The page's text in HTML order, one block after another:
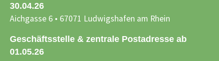
30.04.26
Aichgasse 6 • 67071 Ludwigshafen am Rhein
Geschäftsstelle & zentrale Postadresse ab
01.05.26